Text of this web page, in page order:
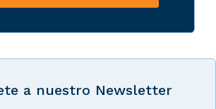
a nuestro Newsletter